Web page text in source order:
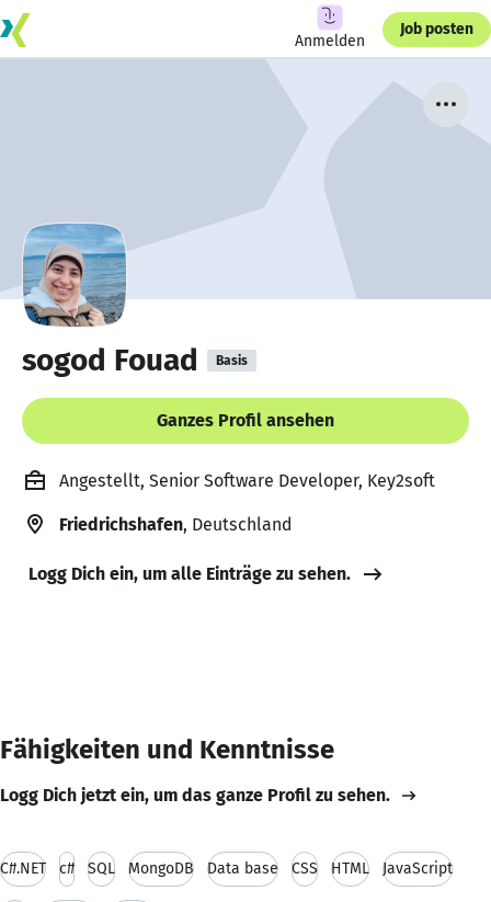
Anmelden
Job posten
sogod Fouad Basis
Ganzes Profil ansehen
Angestellt, Senior Software Developer, Key2soft
Friedrichshafen, Deutschland
Logg Dich ein, um alle Einträge zu sehen.
Fähigkeiten und Kenntnisse
Logg Dich jetzt ein, um das ganze Profil zu sehen.
C#.NET c# SQL MongoDB Data base CSS HTML JavaScript